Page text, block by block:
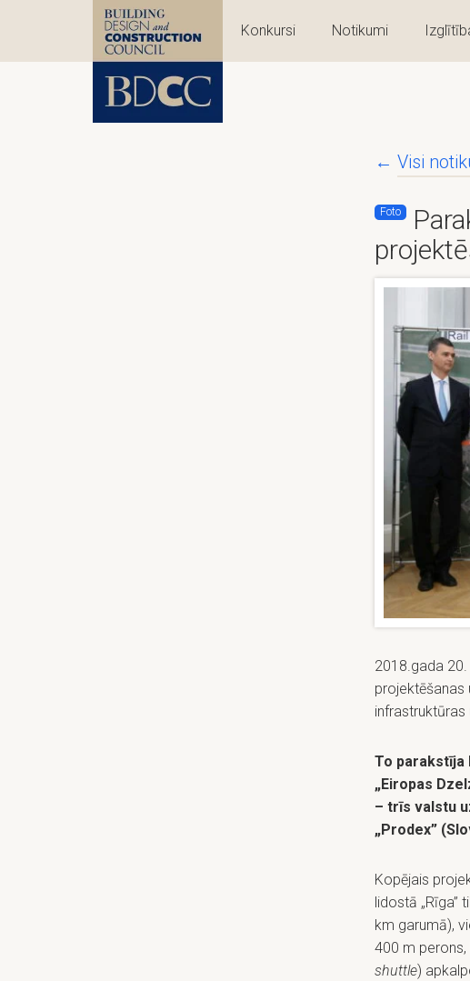
Konkursi Notikumi
← Visi
Foto
2018.gada
projektēšanas
infrastruktūras
To parakstīja
„Eiropas
– trīs valstu
„Prodex”
Kopējais
lidostā
km garumā),
400 m
shuttle)